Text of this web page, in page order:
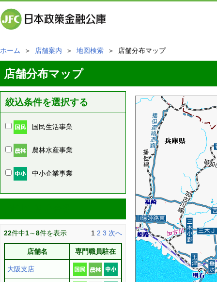
ホーム ＞ 店舗案内 ＞ 地図検索 ＞ 店舗分布マップ
店舗分布マップ
絞込条件を選択する
国民生活事業
農林水産事業
中小企業事業
22件中1～8件を表示 1 2 3 次へ
店舗名 専門職員駐在
大阪支店